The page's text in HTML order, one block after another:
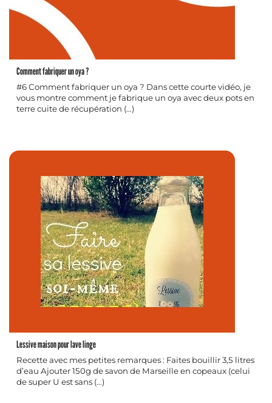
Comment fabriquer un oya ?
#6 Comment fabriquer un oya ? Dans cette courte vidéo, je
vous montre comment je fabrique un oya avec deux pots en
terre cuite de récupération (…)
Lessive maison pour lave linge
Recette avec mes petites remarques : Faites bouillir 3,5 litres
d’eau Ajouter 150g de savon de Marseille en copeaux (celui
de super U est sans (…)